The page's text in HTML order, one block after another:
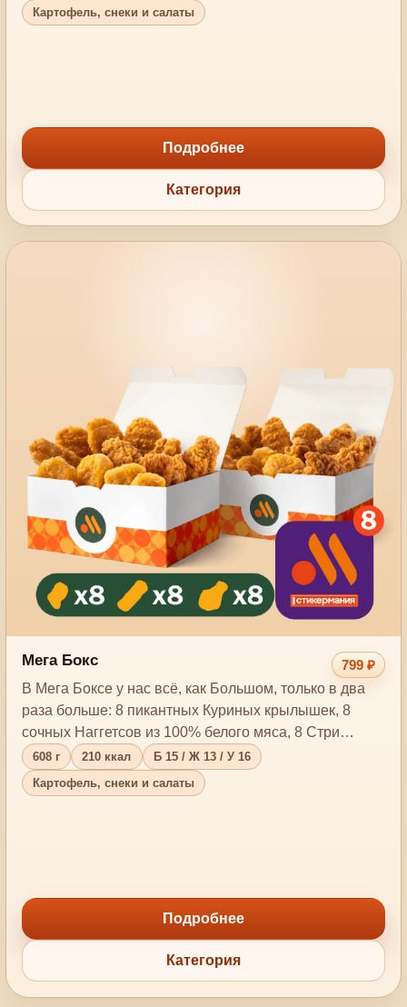
Картофель, снеки и салаты
Подробнее
Категория
Мега Бокс
799 ₽
В Мега Боксе у нас всё, как Большом, только в два
раза больше: 8 пикантных Куриных крылышек, 8
сочных Наггетсов из 100% белого мяса, 8 Стри…
608 г 210 ккал
Б 15 / Ж 13 / У 16
Картофель, снеки и салаты
Подробнее
Категория